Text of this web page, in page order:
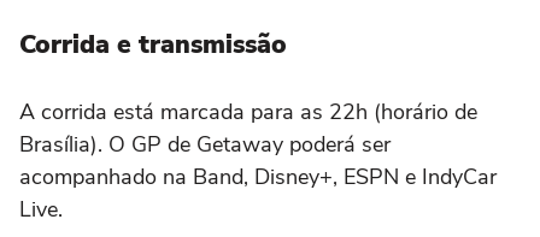
Corrida e transmissão
A corrida está marcada para as 22h (horário de
Brasília). O GP de Getaway poderá ser
acompanhado na Band, Disney+, ESPN e IndyCar
Live.